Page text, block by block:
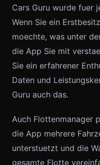
Cars Guru wurde fuer
Wenn Sie ein
moechte, was unter
die App Sie mit
Sie ein erfahrener
Daten und
Guru auch das.
Auch Flottenmanager
die App mehrere
unterstuetzt und die
gesamte Flotte